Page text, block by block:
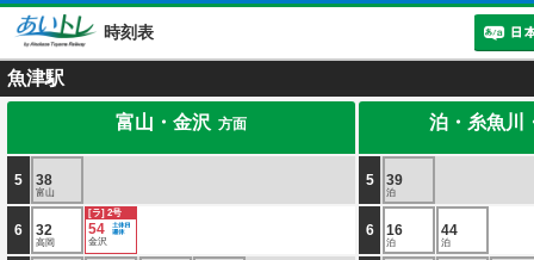
時刻表
魚津駅
富山・金沢 方面 泊・糸魚川
5 38
富山
6 32
高岡
[ラ] 2号
54
金沢
5 39
泊
6 16
泊
44
泊